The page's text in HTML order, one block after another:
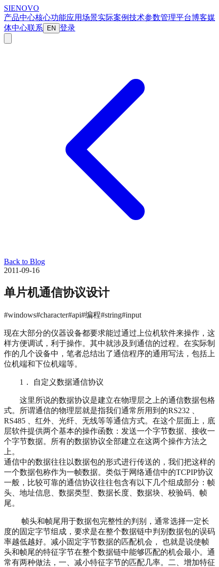
SIENOVO
产品中心核心功能应用场景实际案例技术参数管理平台博客媒
体中心联系 EN 登录
Back to Blog
2011-09-16
单片机通信协议设计
#windows#character#api#编程#string#input
现在大部分的仪器设备都要求能过通过上位机软件来操作，这
样方便调试，利于操作。其中就涉及到通信的过程。在实际制
作的几个设备中，笔者总结出了通信程序的通用写法，包括上
位机端和下位机端等。
1． 自定义数据通信协议
这里所说的数据协议是建立在物理层之上的通信数据包格
式。所谓通信的物理层就是指我们通常所用到的RS232 、
RS485 、红外、光纤、无线等等通信方式。在这个层面上，底
层软件提供两个基本的操作函数：发送一个字节数据、接收一
个字节数据。所有的数据协议全部建立在这两个操作方法之
上。
通信中的数据往往以数据包的形式进行传送的，我们把这样的
一个数据包称作为一帧数据。类似于网络通信中的TCPIP协议
一般，比较可靠的通信协议往往包含有以下几个组成部分：帧
头、地址信息、数据类型、数据长度、数据块、校验码、帧
尾。
帧头和帧尾用于数据包完整性的判别，通常选择一定长
度的固定字节组成，要求是在整个数据链中判别数据包的误码
率越低越好。减小固定字节数据的匹配机会， 也就是说使帧
头和帧尾的特征字节在整个数据链中能够匹配的机会最小。通
常有两种做法，一、减小特征字节的匹配几率。二、增加特征